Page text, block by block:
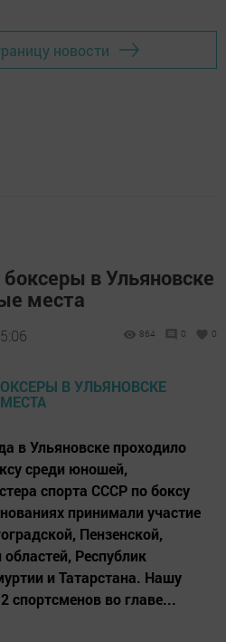
новости
в Ульяновске
места
864 0 0
в Ульяновске проходило
среди юношей,
спорта СССР по боксу
принимали участие
Пензенской,
Республик
и Татарстана. Нашу
спортсменов во главе...